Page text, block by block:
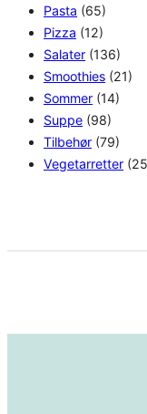
Pasta (65)
Pizza (12)
Salater (136)
Smoothies (21)
Sommer (14)
Suppe (98)
Tilbehør (79)
Vegetarretter